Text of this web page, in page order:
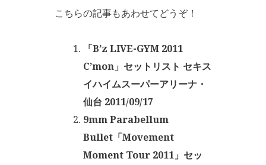
こちらの記事もあわせてどうぞ！
「B’z LIVE-GYM 2011
C’mon」セットリスト セキス
イハイムスーパーアリーナ・
仙台 2011/09/17
9mm Parabellum
Bullet「Movement
Moment Tour 2011」セッ